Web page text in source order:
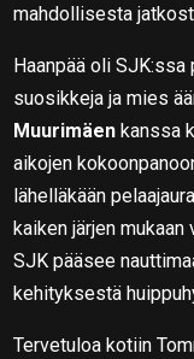
mahdollisesta
Haanpää oli
suosikkeja ja mies
Muurimäen kanssa
aikojen
lähelläkään
kaiken järjen
SJK pääsee
kehityksestä
Tervetuloa kotiin